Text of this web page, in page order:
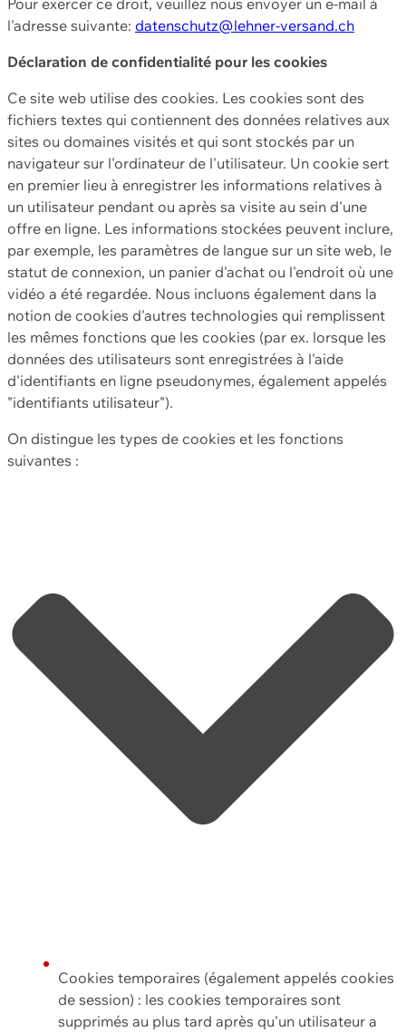
l'adresse suivante: datenschutz@lehner-versand.ch
Déclaration de confidentialité pour les cookies
Ce site web utilise des cookies. Les cookies sont des
fichiers textes qui contiennent des données relatives aux
sites ou domaines visités et qui sont stockés par un
navigateur sur l'ordinateur de l'utilisateur. Un cookie sert
en premier lieu à enregistrer les informations relatives à
un utilisateur pendant ou après sa visite au sein d'une
offre en ligne. Les informations stockées peuvent inclure,
par exemple, les paramètres de langue sur un site web, le
statut de connexion, un panier d'achat ou l'endroit où une
vidéo a été regardée. Nous incluons également dans la
notion de cookies d'autres technologies qui remplissent
les mêmes fonctions que les cookies (par ex. lorsque les
données des utilisateurs sont enregistrées à l'aide
d'identifiants en ligne pseudonymes, également appelés
"identifiants utilisateur").
On distingue les types de cookies et les fonctions
suivantes :
Cookies temporaires (également appelés cookies
de session) : les cookies temporaires sont
supprimés au plus tard après qu'un utilisateur a